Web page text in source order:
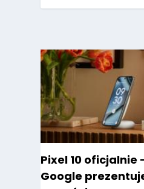
Pixel 10 oficjalnie
Google